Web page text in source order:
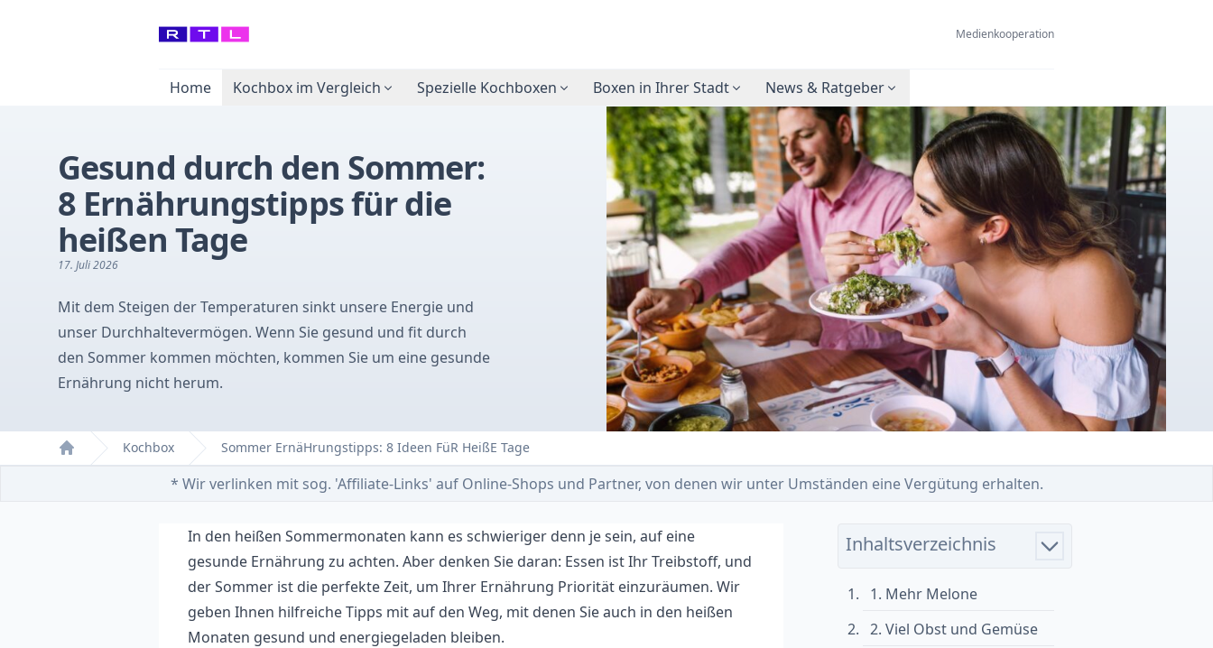
Medienkooperation
Home Kochbox im Vergleich Spezielle Kochboxen Boxen in Ihrer Stadt News & Ratgeber
Gesund durch den Sommer:
8 Ernährungstipps für die
heißen Tage
17. Juli 2026
Mit dem Steigen der Temperaturen sinkt unsere Energie und
unser Durchhaltevermögen. Wenn Sie gesund und fit durch
den Sommer kommen möchten, kommen Sie um eine gesunde
Ernährung nicht herum.
Home
Kochbox Sommer ErnäHrungstipps: 8 Ideen FüR HeißE Tage
* Wir verlinken mit sog. 'Affiliate-Links' auf Online-Shops und Partner, von denen wir unter Umständen eine Vergütung erhalten.
In den heißen Sommermonaten kann es schwieriger denn je sein, auf eine
gesunde Ernährung zu achten. Aber denken Sie daran: Essen ist Ihr Treibstoff, und
der Sommer ist die perfekte Zeit, um Ihrer Ernährung Priorität einzuräumen. Wir
geben Ihnen hilfreiche Tipps mit auf den Weg, mit denen Sie auch in den heißen
Monaten gesund und energiegeladen bleiben.
Inhaltsverzeichnis
1. Mehr Melone
2. Viel Obst und Gemüse